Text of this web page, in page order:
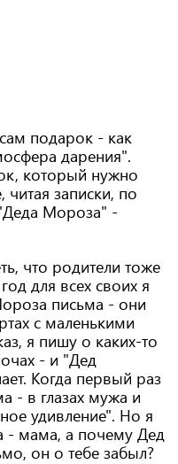
подарок - как
дарения".
который нужно
читая записки, по
Мороза" -
что родители тоже
для всех своих я
письма - они
с маленькими
я пишу о каких-то
- и "Дед
Когда первый раз
- в глазах мужа и
удивление". Но я
- мама, а почему Дед
он о тебе забыл?